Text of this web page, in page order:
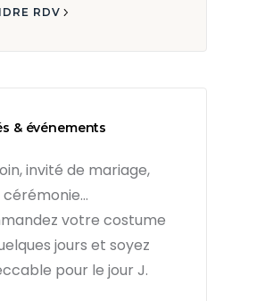
RDV
& événements
invité de mariage,
cérémonie…
votre costume
jours et soyez
pour le jour J.